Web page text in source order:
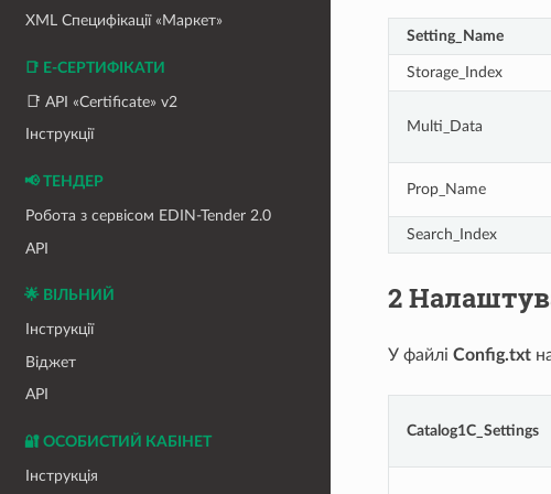
XML Специфікації «Маркет»
📑 Е-СЕРТИФІКАТИ
📑 API «Certificate» v2
Інструкції
📢 ТЕНДЕР
Робота з сервісом EDIN-Tender 2.0
API
🌟 ВІЛЬНИЙ
Інструкції
Віджет
API
🔐 ОСОБИСТИЙ КАБІНЕТ
Інструкція
Setting_Name
Storage_Index
Multi_Data
Prop_Name
Search_Index
2
У файлі Config.txt
Catalog1C_Settings